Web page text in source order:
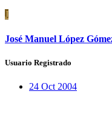
J
José Manuel López
Usuario Registrado
24 Oct 2004